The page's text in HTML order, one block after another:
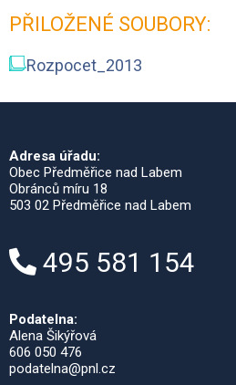
PŘILOŽENÉ SOUBORY:
Rozpocet_2013
Adresa úřadu:
Obec Předměřice nad Labem
Obránců míru 18
503 02 Předměřice nad Labem
495 581 154
Podatelna:
Alena Šikýřová
606 050 476
podatelna@pnl.cz